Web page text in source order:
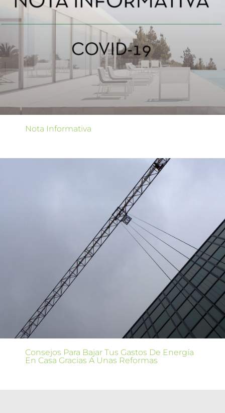
Nota Informativa
Consejos Para Bajar Tus Gastos De Energía
En Casa Gracias A Unas Reformas